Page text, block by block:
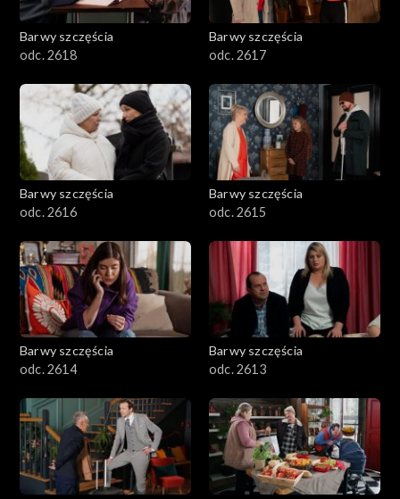
Barwy szczęścia
odc. 2618
Barwy szczęścia
odc. 2617
Barwy szczęścia
odc. 2616
Barwy szczęścia
odc. 2615
Barwy szczęścia
odc. 2614
Barwy szczęścia
odc. 2613